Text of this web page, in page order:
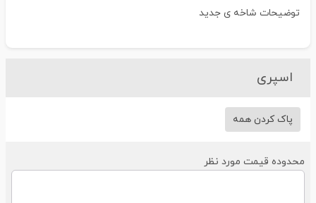
توضیحات شاخه ی جدید
اسپری
پاک کردن همه
قیمت مورد نظر